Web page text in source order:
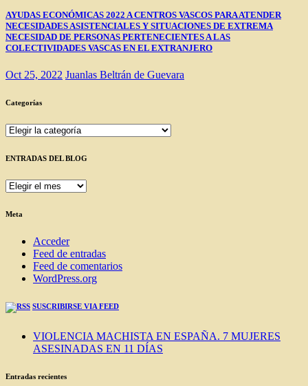
AYUDAS ECONÓMICAS 2022 A CENTROS VASCOS PARA ATENDER
NECESIDADES ASISTENCIALES Y SITUACIONES DE EXTREMA
NECESIDAD DE PERSONAS PERTENECIENTES A LAS
COLECTIVIDADES VASCAS EN EL EXTRANJERO
Oct 25, 2022 Juanlas Beltrán de Guevara
Categorías
Categorías
ENTRADAS DEL BLOG
ENTRADAS
BLOG
Meta
Acceder
Feed de entradas
Feed de comentarios
WordPress.org
SUSCRIBIRSE VIA FEED
VIOLENCIA MACHISTA EN ESPAÑA. 7 MUJERES
ASESINADAS EN 11 DÍAS
Entradas recientes